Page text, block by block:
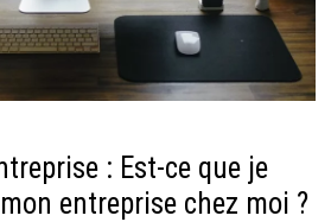
: Est-ce que je
entreprise chez moi ?